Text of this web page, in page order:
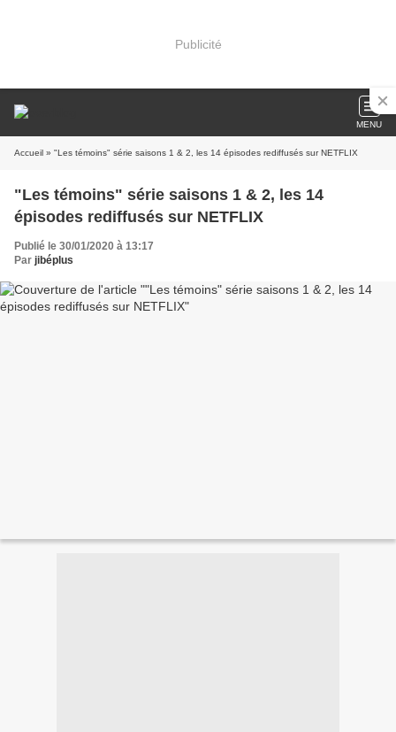
Publicité
MENU
Accueil » "Les témoins" série saisons 1 & 2, les 14 épisodes rediffusés sur NETFLIX
"Les témoins" série saisons 1 & 2, les 14
épisodes rediffusés sur NETFLIX
Publié le 30/01/2020 à 13:17
Par jibéplus